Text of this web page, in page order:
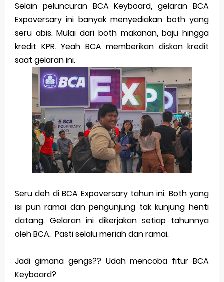
Selain peluncuran BCA Keyboard, gelaran BCA
Expoversary ini banyak menyediakan both yang
seru abis. Mulai dari both makanan, baju hingga
kredit KPR. Yeah BCA memberikan diskon kredit
saat gelaran ini.
Seru deh di BCA Expoversary tahun ini. Both yang
isi pun ramai dan pengunjung tak kunjung henti
datang. Gelaran ini dikerjakan setiap tahunnya
oleh BCA. Pasti selalu meriah dan ramai.
Jadi gimana gengs?? Udah mencoba fitur BCA
Keyboard?